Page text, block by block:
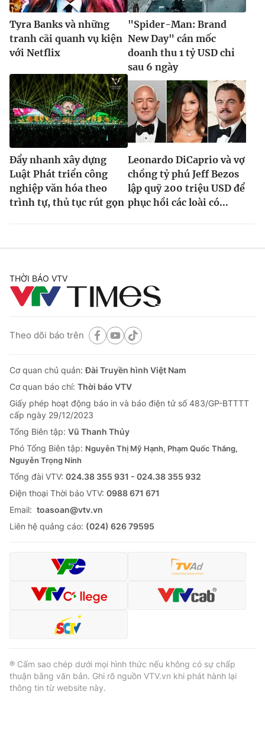
Tyra Banks và những
tranh cãi quanh vụ kiện
với Netflix
"Spider-Man: Brand
New Day" cán mốc
doanh thu 1 tỷ USD chỉ
sau 6 ngày
Đẩy nhanh xây dựng
Luật Phát triển công
nghiệp văn hóa theo
trình tự, thủ tục rút gọn
Leonardo DiCaprio và vợ
chồng tỷ phú Jeff Bezos
lập quỹ 200 triệu USD để
phục hồi các loài có...
THỜI BÁO VTV
Theo dõi báo trên
Cơ quan chủ quản:Đài Truyền hình Việt Nam
Cơ quan báo chí: Thời báo VTV
Giấy phép hoạt động báo in và báo điện tử số 483/GP-BTTTT
cấp ngày 29/12/2023
Tổng Biên tập: Vũ Thanh Thủy
Phó Tổng Biên tập: Nguyễn Thị Mỹ Hạnh, Phạm Quốc Thắng,
Nguyễn Trọng Ninh
Tổng đài VTV: 024.38 355 931 - 024.38 355 932
Ðiện thoại Thời báo VTV: 0988 671 671
Email: toasoan@vtv.vn
Liên hệ quảng cáo: (024) 626 79595
® Cấm sao chép dưới mọi hình thức nếu không có sự chấp
thuận bằng văn bản. Ghi rõ nguồn VTV.vn khi phát hành lại
thông tin từ website này.